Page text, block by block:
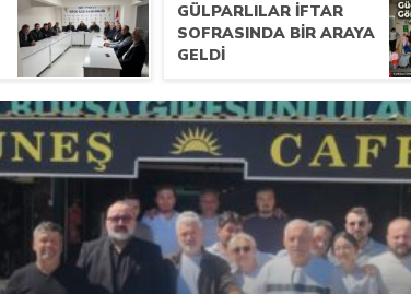
GÜLPARLILAR İFTAR
SOFRASINDA BIR ARAYA
GELDI